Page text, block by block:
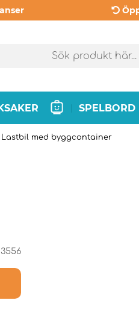
SPELBORD
Lastbil med byggcontainer